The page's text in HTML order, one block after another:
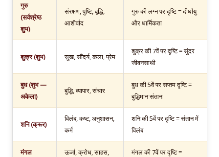
गुरु
(सर्वश्रेष्ठ
शुभ)
संरक्षण, पुष्टि, वृद्धि,
आशीर्वाद
गुरु की लग्न पर दृष्टि = दीर्घायु
और धार्मिकता
शुक्र (शुभ) सुख, सौंदर्य, कला, प्रेम
शुक्र की 7वें पर दृष्टि = सुंदर
जीवनसाथी
बुध (शुभ —
अकेला)
बुद्धि, व्यापार, संचार
बुध की 5वें पर सप्तम दृष्टि =
बुद्धिमान संतान
शनि (क्रूर)
विलंब, कष्ट, अनुशासन,
कर्म
शनि की 5वें पर दृष्टि = संतान में
विलंब
मंगल
ऊर्जा, क्रोध, साहस,
मंगल की 7वें पर दृष्टि =